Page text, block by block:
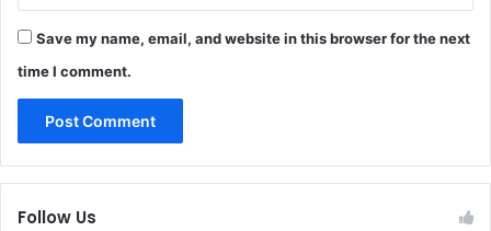
Save my name, email, and website in this browser for the next
time I comment.
Follow Us